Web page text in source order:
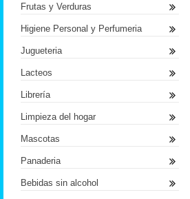
Frutas y Verduras
Higiene Personal y Perfumeria
Jugueteria
Lacteos
Librería
Limpieza del hogar
Mascotas
Panaderia
Bebidas sin alcohol